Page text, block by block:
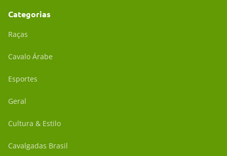
Categorias
Raças
Cavalo Árabe
Esportes
Geral
Cultura & Estilo
Cavalgadas Brasil